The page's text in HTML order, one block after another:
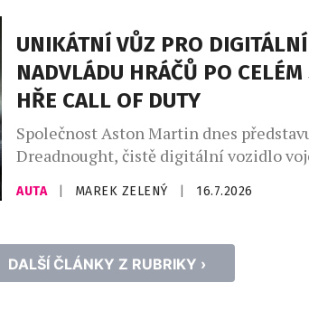
značky Mercedes-Benz pokračuje také v
republice. Tenisový turnaj WTA
Open 2026 je místem pro národní
Mercedes-Benz VLE. Mercedes-Benz […]
UNIKÁTNÍ VŮZ PRO DIGITÁLNÍ
NADVLÁDU HRÁČŮ PO CELÉM
HŘE CALL OF DUTY
Společnost Aston Martin dnes
Dreadnought, čistě digitální vozidlo
specifikace navržené exkluzivně pro
of Duty: Modern Warfare 4. Toto
vývojáři a vydavateli hry, společnostmi
a Activision, kombinuje vysoký výkon a
AUTA MAREK ZELENÝ 16.7.2026
DALŠÍ ČLÁNKY Z RUBRIKY ›